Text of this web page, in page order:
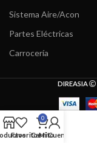
Sistema Aire/Acon
Partes Eléctricas
Carrocería
DIREASIA
Favoritos
0
Carrito
Mi Cuenta